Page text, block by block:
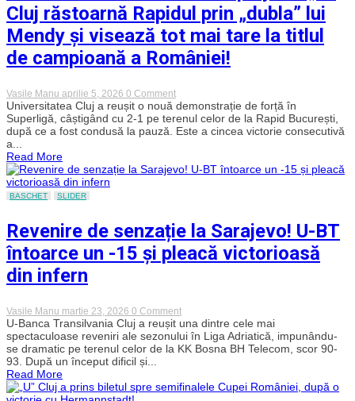
mi-
a
picat
bine
să
fiu
vârsta
mea,
nu
mai
de
ani”
Cluj răstoarnă Rapidul prin „dubla” lui
Mendy și visează tot mai tare la titlul
de campioană a României!
Vasile Manu aprilie 5, 2026 0 Commenton
Invincibilitatea
continuă
în
playoff!
răstoarnă
Mendy
și
visează
tot
de
campioană
a
României!
Universitatea Cluj a reușit o nouă demonstrație de forță în
Superligă, câștigând cu 2-1 pe terenul celor de la Rapid București,
după ce a fost condusă la pauză. Este a cincea victorie consecutivă
a...
Read More
BASCHET SLIDER
Revenire de senzație la Sarajevo! U-BT
întoarce un -15 și pleacă victorioasă
din infern
Vasile Manu martie 23, 2026 0 Commenton
Revenire
de
senzație
la
BT
U-Banca Transilvania Cluj a reușit una dintre cele mai
spectaculoase reveniri ale sezonului în Liga Adriatică, impunându-
se dramatic pe terenul celor de la KK Bosna BH Telecom, scor 90-
93. După un început dificil și...
Read More